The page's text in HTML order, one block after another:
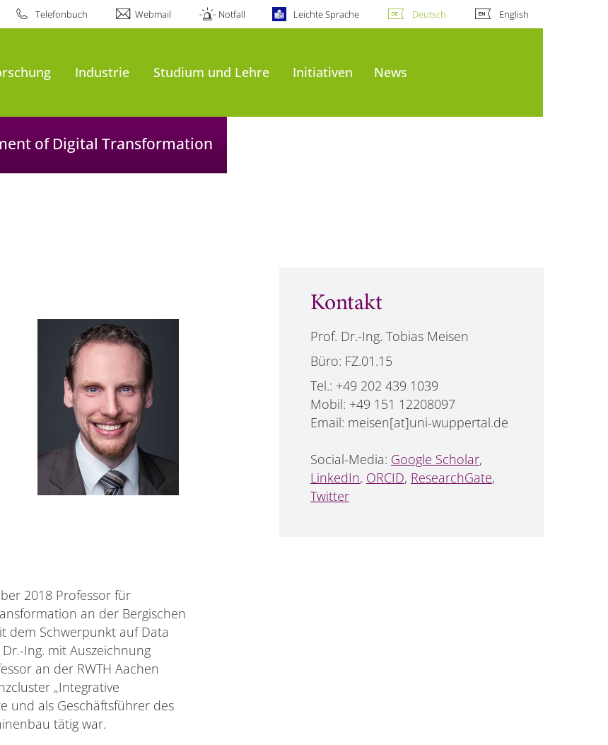
Telefonbuch Webmail Notfall Leichte Sprache Deutsch English
Industrie Studium und Lehre Initiativen News
of Digital Transformation
2018 Professor für
an der Bergischen
dem Schwerpunkt auf Data
Ing. mit Auszeichnung
an der RWTH Aachen
„Integrative
und als Geschäftsführer des
tätig war.
Kontakt
Prof. Dr.-Ing. Tobias Meisen
Büro: FZ.01.15
Tel.: +49 202 439 1039
Mobil: +49 151 12208097
Email: meisen[at]uni-wuppertal.de
Social-Media: Google Scholar,
LinkedIn, ORCID, ResearchGate,
Twitter